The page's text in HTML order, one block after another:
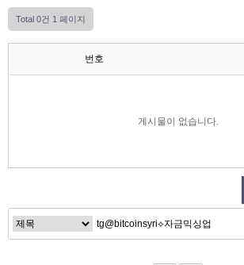
Total 0건 1 페이지
번호
게시물이 없습니다.